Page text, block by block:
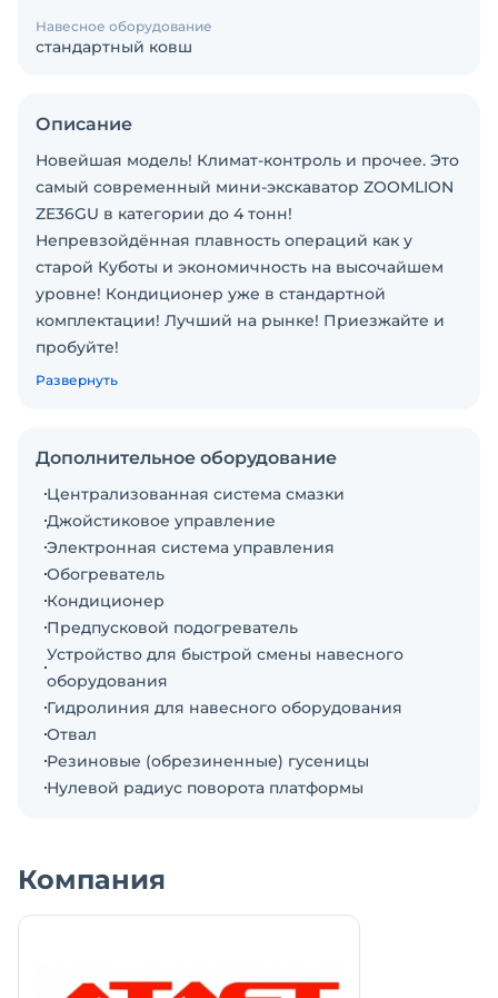
Навесное оборудование
стандартный ковш
Описание
Новейшая модель! Климат-контроль и прочее. Это
самый современный мини-экскаватор ZOOMLION
ZE36GU в категории до 4 тонн!
Непревзойдённая плавность операций как у
старой Куботы и экономичность на высочайшем
уровне! Кондиционер уже в стандартной
комплектации! Лучший на рынке! Приезжайте и
пробуйте!
Итак:
Объем ковша: 0,1 м3
Стандарт эксплуатации: Euro 4
Рабочий вес: 3790 кг
Конфигурация Стандартная конфигурация +
Линия под гидромолот + Устройство для быстрой
замены навесного оборудования!Цена с НДС. В
наличии. Готова к эксплуатации. Помогу с
доставкой. Заводская гарантия. Подбор
комплектации. Доставка по РФ. Возможна
продажа в лизинг.Склад запасных частей. Полная
Развернуть
Дополнительное оборудование
Централизованная система смазки
Джойстиковое управление
Электронная система управления
Обогреватель
Кондиционер
Предпусковой подогреватель
Устройство для быстрой смены навесного
оборудования
Гидролиния для навесного оборудования
Отвал
Резиновые (обрезиненные) гусеницы
Нулевой радиус поворота платформы
Компания